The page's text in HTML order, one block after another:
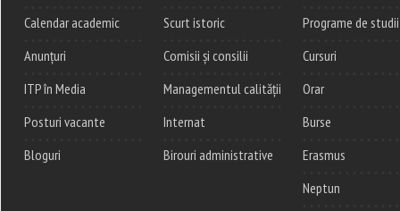
Calendar academic
Anunțuri
ITP în Media
Posturi vacante
Bloguri
Scurt istoric
Comisii și consilii
Managementul calității
Internat
Birouri administrative
Programe de studii
Cursuri
Orar
Burse
Erasmus
Neptun